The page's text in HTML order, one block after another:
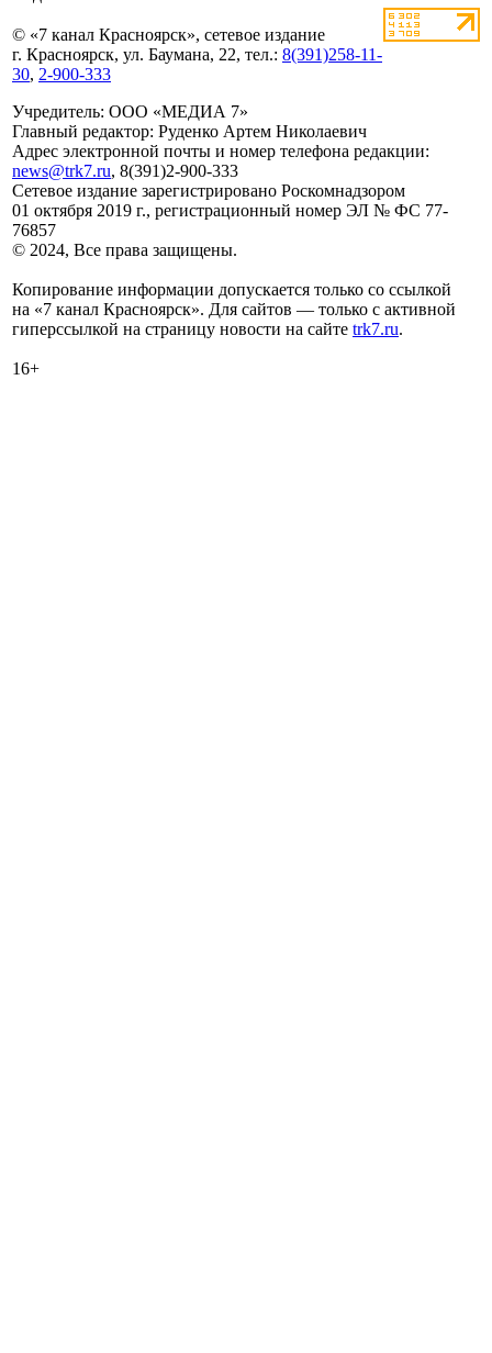
© «7 канал Красноярск», сетевое издание
г. Красноярск, ул. Баумана, 22, тел.: 8(391)258-11-
30, 2-900-333
Учредитель: ООО «МЕДИА 7»
Главный редактор: Руденко Артем Николаевич
Адрес электронной почты и номер телефона редакции:
news@trk7.ru, 8(391)2-900-333
Сетевое издание зарегистрировано Роскомнадзором
01 октября 2019 г., регистрационный номер ЭЛ № ФС 77-
76857
© 2024, Все права защищены.
Копирование информации допускается только со ссылкой
на «7 канал Красноярск». Для сайтов — только с активной
гиперссылкой на страницу новости на сайте trk7.ru.
16+